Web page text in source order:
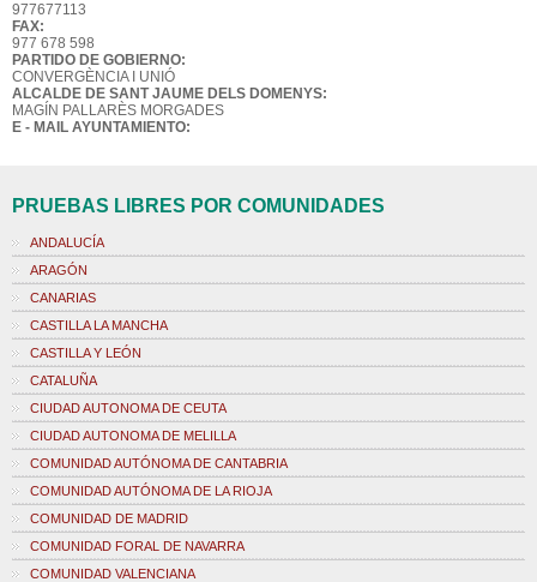
977677113
FAX:
977 678 598
PARTIDO DE GOBIERNO:
CONVERGÈNCIA I UNIÓ
ALCALDE DE SANT JAUME DELS DOMENYS:
MAGÍN PALLARÈS MORGADES
E - MAIL AYUNTAMIENTO:
PRUEBAS LIBRES POR COMUNIDADES
ANDALUCÍA
ARAGÓN
CANARIAS
CASTILLA LA MANCHA
CASTILLA Y LEÓN
CATALUÑA
CIUDAD AUTONOMA DE CEUTA
CIUDAD AUTONOMA DE MELILLA
COMUNIDAD AUTÓNOMA DE CANTABRIA
COMUNIDAD AUTÓNOMA DE LA RIOJA
COMUNIDAD DE MADRID
COMUNIDAD FORAL DE NAVARRA
COMUNIDAD VALENCIANA